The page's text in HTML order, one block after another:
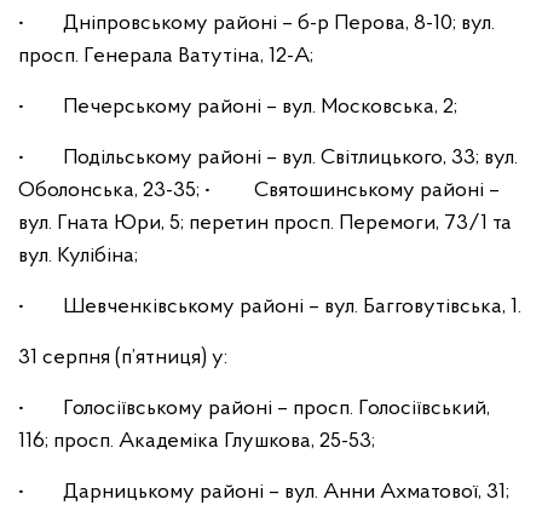
• Дніпровському районі – б-р Перова, 8-10; вул.
просп. Генерала Ватутіна, 12-А;
• Печерському районі – вул. Московська, 2;
• Подільському районі – вул. Світлицького, 33; вул.
Оболонська, 23-35; • Святошинському районі –
вул. Гната Юри, 5; перетин просп. Перемоги, 73/1 та
вул. Кулібіна;
• Шевченківському районі – вул. Багговутівська, 1.
31 серпня (п’ятниця) у:
• Голосіївському районі – просп. Голосіївський,
116; просп. Академіка Глушкова, 25-53;
• Дарницькому районі – вул. Анни Ахматової, 31;